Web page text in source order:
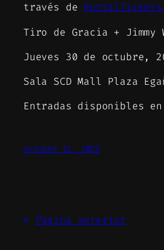
través de
Tiro de Gracia + Jimmy
Jueves 30 de octubre,
Sala SCD Mall Plaza
Entradas disponibles
octubre 13, 2025
← Página anterior